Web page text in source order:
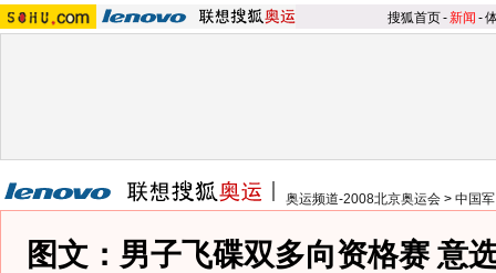
搜狐首页-新闻 -
奥运频道-2008北京奥运会 > 中国
图文：男子飞碟双多向资格赛 意